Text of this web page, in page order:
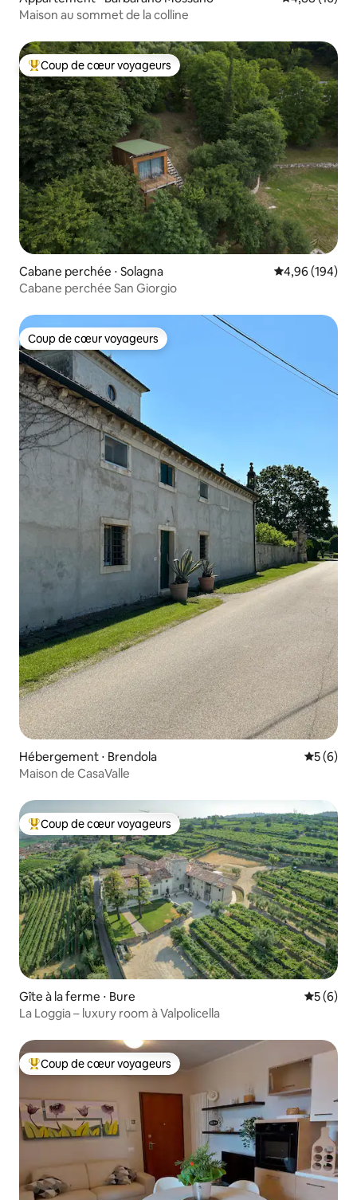
Maison au sommet de la colline
Coups de cœur voyageurs les plus appréciés
Coup de cœur voyageurs
Cabane perchée ⋅ Solagna Évaluation
4,96 (194)
Cabane perchée San Giorgio
Coup de cœur voyageurs
Coup de cœur voyageurs
Hébergement ⋅ Brendola
5 (6)
Maison de CasaValle
Coups de cœur voyageurs les plus appréciés
Coup de cœur voyageurs
Gîte à la ferme ⋅ Bure
5 (6)
La Loggia – luxury room à Valpolicella
Coups de cœur voyageurs les plus appréciés
Coup de cœur voyageurs